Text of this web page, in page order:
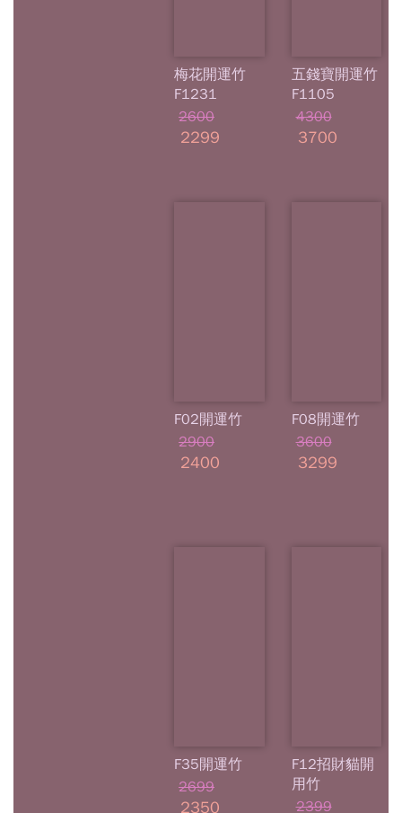
梅花開運竹
F1231
2600
2299
五錢寶開運竹
F1105
4300
3700
F02開運竹
2900
2400
F08開運竹
3600
3299
F35開運竹
2699
2350
F12招財貓開
用竹
2399